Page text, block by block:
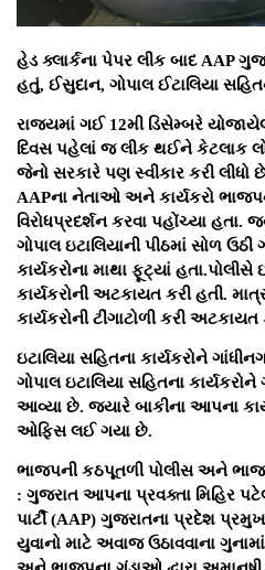
હેડ ક્લાર્કના પેપર લીક બાદ AAP
હતું, ઈસુદાન, ગોપાલ ઈટાલિયા
રાજ્યમાં ગઈ 12મી ડિસેમ્બરે
દિવસ પહેલાં જ લીક થઈને કેટલાક
જેનો સરકારે પણ સ્વીકાર કરી
AAPના નેતાઓ અને કાર્યકરો
વિરોધપ્રદર્શન કરવા પહોંચ્યા હતા.
ગોપાલ ઇટાલિયાની પીઠમાં સોળ
કાર્યકરોના માથા ફૂટ્યાં
કાર્યકરોની અટકાયત કરી હતી.
કાર્યકરોની ટીંગાટોળી કરી અટકાયત
ઇટાલિયા સહિતના કાર્યકરોને
ગોપાલ ઇટાલિયા સહિતના
આવ્યા છે. જ્યારે ​​​​​​​બાકીના આપના
ઓફિસ લઈ ગયા છે.
ભાજપની કઠપૂતળી પોલીસ અને
: ગુજરાત આપના પ્રવક્તા મિહિર
પાર્ટી (AAP) ગુજરાતના પ્રદેશ
યુવાનો માટે અવાજ ઉઠાવવાના